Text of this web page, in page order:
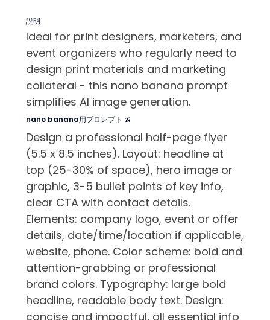
説明
Ideal for print designers, marketers, and
event organizers who regularly need to
design print materials and marketing
collateral - this nano banana prompt
simplifies AI image generation.
nano banana用プロンプト 🍌
Design a professional half-page flyer
(5.5 x 8.5 inches). Layout: headline at
top (25-30% of space), hero image or
graphic, 3-5 bullet points of key info,
clear CTA with contact details.
Elements: company logo, event or offer
details, date/time/location if applicable,
website, phone. Color scheme: bold and
attention-grabbing or professional
brand colors. Typography: large bold
headline, readable body text. Design:
concise and impactful, all essential info